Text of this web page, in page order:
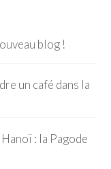
blog !
un café dans la
: la Pagode